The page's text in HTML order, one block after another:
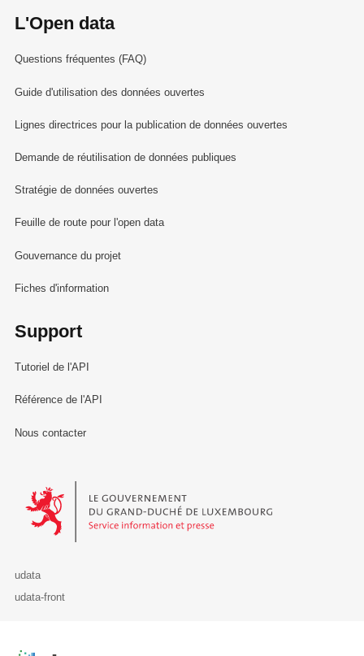
L'Open data
Questions fréquentes (FAQ)
Guide d'utilisation des données ouvertes
Lignes directrices pour la publication de données ouvertes
Demande de réutilisation de données publiques
Stratégie de données ouvertes
Feuille de route pour l'open data
Gouvernance du projet
Fiches d'information
Support
Tutoriel de l'API
Référence de l'API
Nous contacter
Le Gouvernement du Grand-Duché de Luxembourg - Service
udata
udata-front